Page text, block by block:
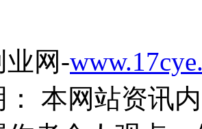
业网-
： 本网站资讯